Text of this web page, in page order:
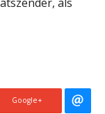
Google+